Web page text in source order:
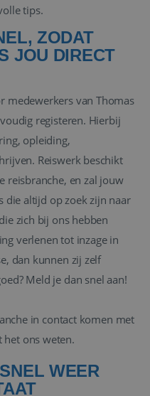
tips.
ZODAT
JOU DIRECT
medewerkers van Thomas
registeren. Hierbij
opleiding,
Reiswerk beschikt
reisbranche, en zal jouw
die altijd op zoek zijn naar
zich bij ons hebben
verlenen tot inzage in
dan kunnen zij zelf
Meld je dan snel aan!
in contact komen met
het ons weten.
WEER